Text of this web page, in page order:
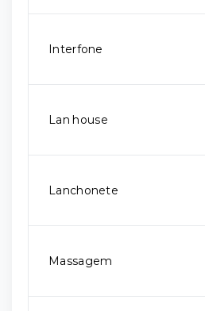
Interfone
Lan house
Lanchonete
Massagem